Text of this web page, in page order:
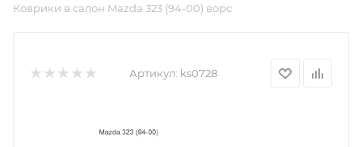
Коврики в салон Mazda 323 (94-00) ворс
Артикул: ks0728